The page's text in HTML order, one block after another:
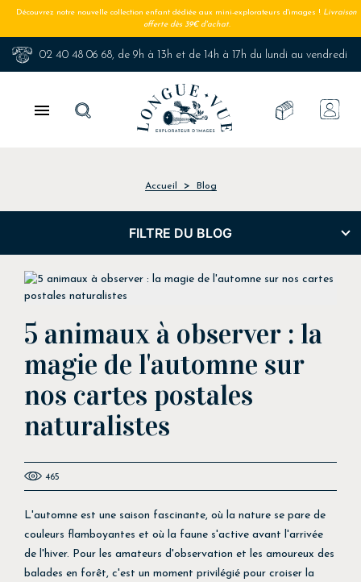
Découvrez notre nouvelle collection enfant dédiée aux mini-explorateurs d'images ! Livraison
offerte dès 39€ d'achat.
02 40 48 06 68, de 9h à 13h et de 14h à 17h du lundi au vendredi

Accueil Blog
FILTRE DU BLOG
5 animaux à observer : la
magie de l'automne sur
nos cartes postales
naturalistes
465
L'automne est une saison fascinante, où la nature se pare de
couleurs flamboyantes et où la faune s'active avant l'arrivée
de l'hiver. Pour les amateurs d'observation et les amoureux des
balades en forêt, c'est un moment privilégié pour croiser la